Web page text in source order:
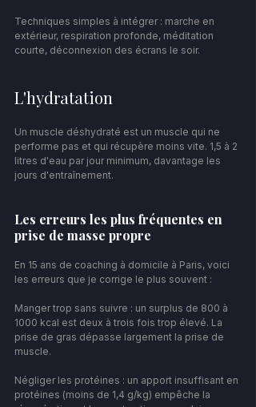
Techniques simples à intégrer : marche en
extérieur, respiration profonde, méditation
courte, déconnexion des écrans le soir.
L'hydratation
Un muscle déshydraté est un muscle qui ne
performe pas et qui récupère moins vite. 1,5 à 2
litres d'eau par jour minimum, davantage les
jours d'entraînement.
Les erreurs les plus fréquentes en
prise de masse propre
En 15 ans de coaching à domicile à Paris, voici
les erreurs que je corrige le plus souvent :
Manger trop sans suivre : un surplus de 800 à
1000 kcal est deux à trois fois trop élevé. La
prise de gras dépasse largement la prise de
muscle.
Négliger les protéines : un apport insuffisant en
protéines (moins de 1,4 g/kg) empêche la